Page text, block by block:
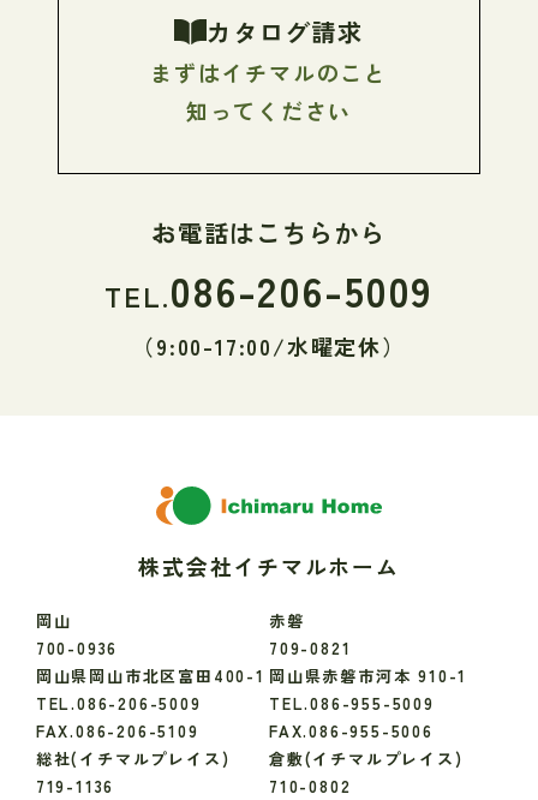
カタログ請求
まずはイチマルのこと
知ってください
お電話はこちらから
TEL.086-206-5009
（9:00-17:00/水曜定休）
株式会社イチマルホーム
岡山
700-0936
岡山県岡山市北区富田400-1
TEL.086-206-5009
FAX.086-206-5109
赤磐
709-0821
岡山県赤磐市河本 910-1
TEL.086-955-5009
FAX.086-955-5006
総社(イチマルプレイス)
719-1136
倉敷(イチマルプレイス)
710-0802